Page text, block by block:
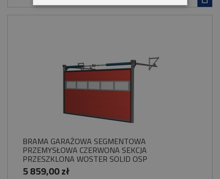
BRAMA GARAŻOWA SEGMENTOWA
PRZEMYSŁOWA CZERWONA SEKCJA
PRZESZKLONA WOSTER SOLID OSP
5 859,00 zł